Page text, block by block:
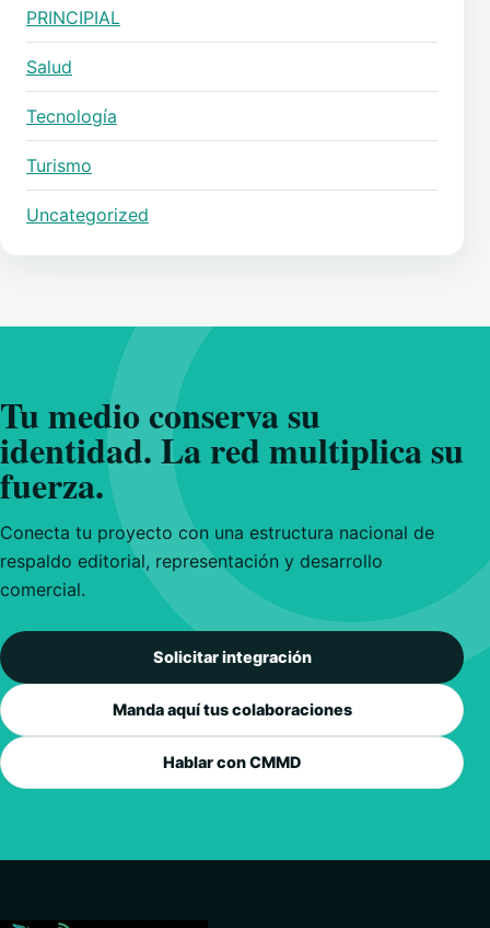
PRINCIPIAL
Salud
Tecnología
Turismo
Uncategorized
Tu medio conserva su
identidad. La red multiplica su
fuerza.
Conecta tu proyecto con una estructura nacional de
respaldo editorial, representación y desarrollo
comercial.
Solicitar integración
Manda aquí tus colaboraciones
Hablar con CMMD